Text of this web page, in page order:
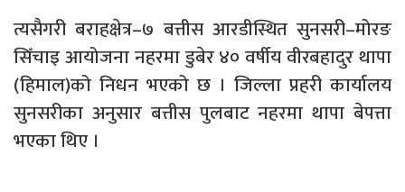
त्यसैगरी बराहक्षेत्र–७ बत्तीस आरडीस्थित सुनसरी–मोरङ
सिँचाइ आयोजना नहरमा डुबेर ४० वर्षीय वीरबहादुर थापा
(हिमाल)को निधन भएको छ । जिल्ला प्रहरी कार्यालय
सुनसरीका अनुसार बत्तीस पुलबाट नहरमा थापा बेपत्ता
भएका थिए ।